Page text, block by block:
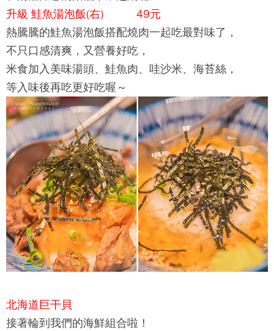
升級 鮭魚湯泡飯(右) 49元
熱騰騰的鮭魚湯泡飯搭配燒肉一起吃最對味了，
不只口感清爽，又營養好吃，
米食加入美味湯頭、鮭魚肉、哇沙米、海苔絲，
等入味後再吃更好吃喔～
北海道巨干貝
接著輪到我們的海鮮組合啦！